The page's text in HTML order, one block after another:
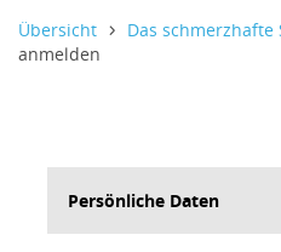
Übersicht Das
anmelden
Persönliche Daten